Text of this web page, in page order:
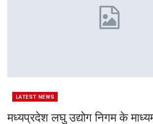
LATEST NEWS
मध्यप्रदेश लघु उद्योग निगम के